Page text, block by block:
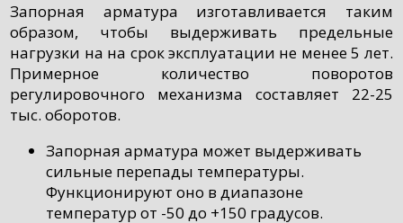
Запорная арматура изготавливается таким
образом, чтобы выдерживать предельные
нагрузки на на срок эксплуатации не менее 5 лет.
Примерное количество поворотов
регулировочного механизма составляет 22-25
тыс. оборотов.
Запорная арматура может выдерживать
сильные перепады температуры.
Функционируют оно в диапазоне
температур от -50 до +150 градусов.